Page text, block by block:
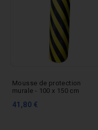
Mousse de protection
murale - 100 x 150 cm
41,80 €